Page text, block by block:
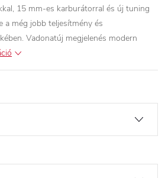
15 mm-es karburátorral és új tuning
a még jobb teljesítmény és
Vadonatúj megjelenés modern